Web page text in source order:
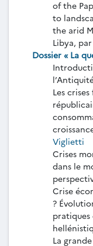
of the
to
the arid
Libya, par
Dossier « La
Les
Viglietti
Crises
dans le
Crise
?
pratiques
La